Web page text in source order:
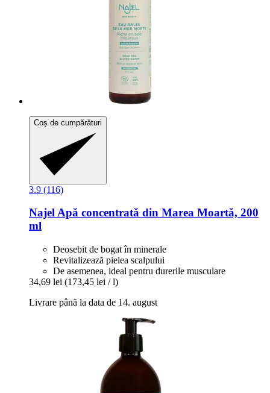
Coș de cumpărături
3.9 (116)
NajelApă concentrată din Marea Moartă, 200
ml
Deosebit de bogat în minerale
Revitalizează pielea scalpului
De asemenea, ideal pentru durerile musculare
34,69 lei (173,45 lei / l)
Livrare până la data de 14. august